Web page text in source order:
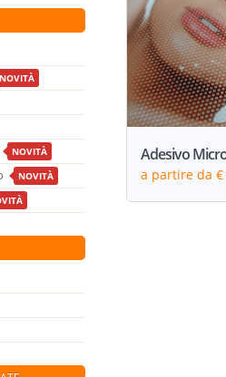
NOVITÀ
NOVITÀ
NOVITÀ
Adesivo
a partire da €